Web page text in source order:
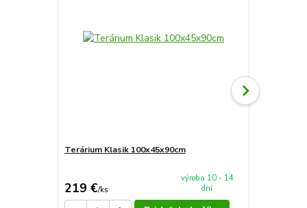
Terárium Klasik 100x45x90cm
219 €/ks
výroba 10 - 14
dní